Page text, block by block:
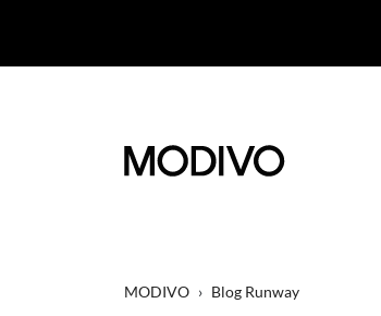
MODIVO › Blog Runway